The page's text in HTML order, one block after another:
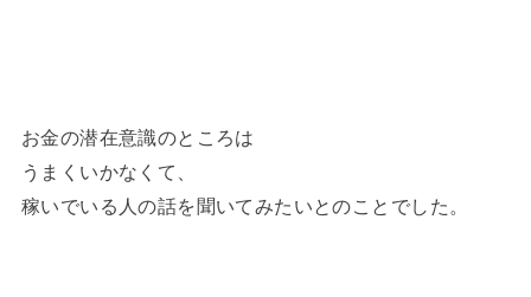
お金の潜在意識のところは
うまくいかなくて、
稼いでいる人の話を聞いてみたいとのことでした。